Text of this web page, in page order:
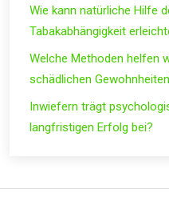
Wie kann natürliche Hilfe
Tabakabhängigkeit
Welche Methoden helfen
schädlichen
Inwiefern trägt
langfristigen Erfolg bei?